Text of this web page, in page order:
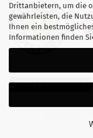
Drittanbietern, um die
gewährleisten, die
Ihnen ein
Informationen finden
Vertrag widerrufen